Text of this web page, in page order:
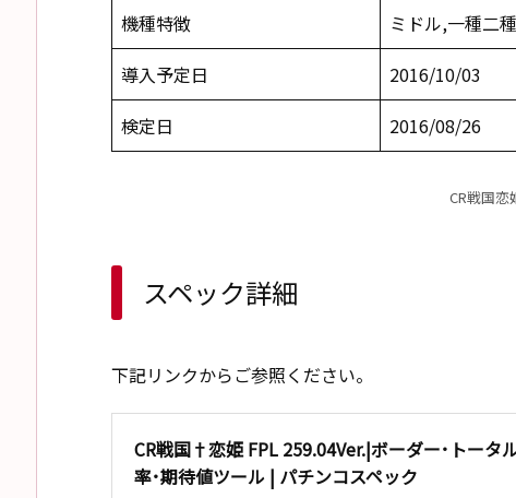
機種特徴
ミドル,一種二
導入予定日
2016/10/03
検定日
2016/08/26
CR戦国恋
スペック詳細
下記リンクからご参照ください。
CR戦国†恋姫 FPL 259.04Ver.|ボーダー･トータ
率･期待値ツール | パチンコスペック